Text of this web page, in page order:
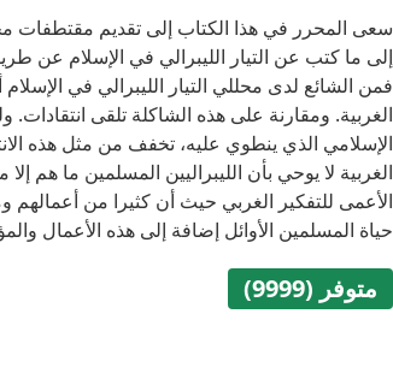
سعى المحرر في هذا الكتاب إلى تقديم مقتطفات
إلى ما كتب عن التيار الليبرالي في الإسلام عن
فمن الشائع لدى محللي التيار الليبرالي في الإسلام أن
الغربية. ومقارنة على هذه الشاكلة تلقى انتقادات.
الإسلامي الذي ينطوي عليه، تخفف من مثل هذه
الغربية لا يوحي بأن الليبراليين المسلمين ما هم
الأعمى للتفكير الغربي حيث أن كثيرا من
حياة المسلمين الأوائل إضافة إلى هذه الأعمال
متوفر (9999)